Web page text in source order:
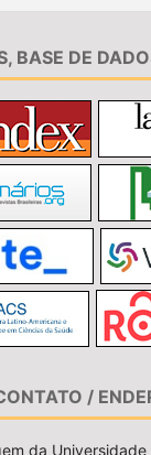
BASE DE
/
da